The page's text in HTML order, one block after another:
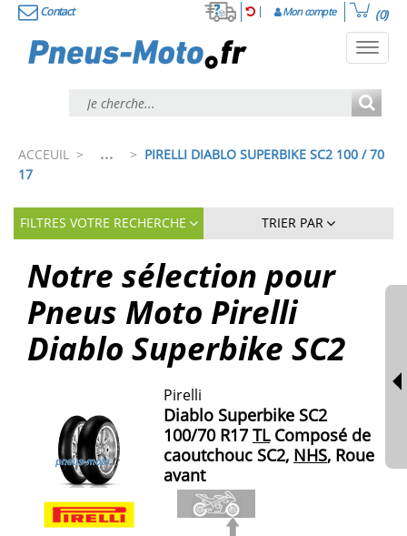
Contact Mon compte (0)
ACCEUIL > ... > PIRELLI DIABLO SUPERBIKE SC2 100 / 70
17
FILTRES VOTRE RECHERCHE TRIER PAR
Notre sélection pour
Pneus Moto Pirelli
Diablo Superbike SC2
Pirelli
Diablo Superbike SC2
100/70 R17 TLComposé de
caoutchouc SC2, NHS, Roue
avant